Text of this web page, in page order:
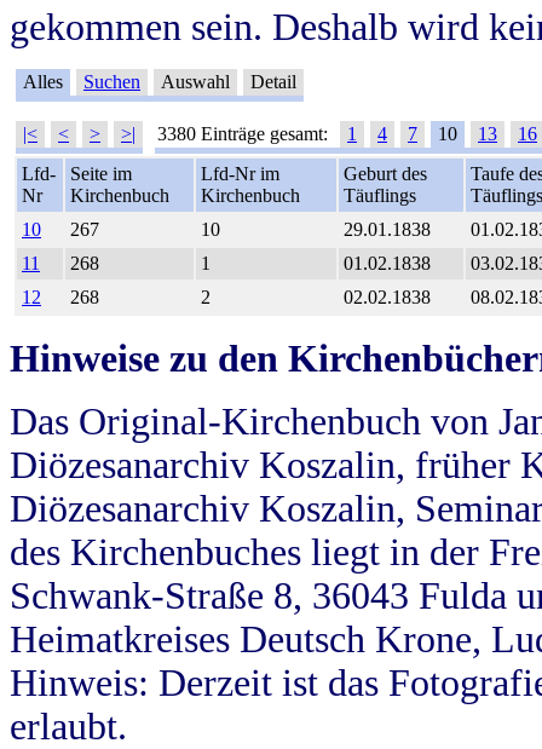
gekommen sein. Deshalb wird
Alles Suchen Auswahl Detail
|< < > >| 3380 Einträge gesamt: 1 4 7 10 13
16
Lfd-
Nr
Seite im
Kirchenbuch
Lfd-Nr im
Kirchenbuch
Geburt des
Täuflings
Taufe
Täuflings
10
267 10 29.01.1838
11
268 1 01.02.1838
12
268 2 02.02.1838
Hinweise zu den
Das Original-Kirchenbuch von
Diözesanarchiv Koszalin, früher
Diözesanarchiv Koszalin,
des Kirchenbuches liegt in der
Schwank-Straße 8, 36043 Fulda
Heimatkreises Deutsch Krone,
Hinweis: Derzeit ist das
erlaubt.